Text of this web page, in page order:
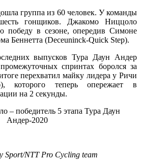
группа из 60 человек. У команды
гонщиков. Джакомо Ниццоло
победу в сезоне, опередив Симоне
Беннетта (Deceuninck-Quick Step).
выпусков Тура Даун Андер
спринтах боролся за
перехватил майку лидера у Ричи
которого теперь опережает в
на 2 секунды.
Sport/NTT Pro Cycling team